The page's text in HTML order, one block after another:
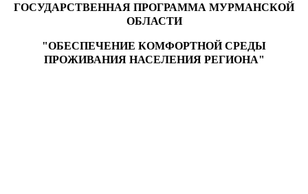
ГОСУДАРСТВЕННАЯ ПРОГРАММА МУРМАНСКОЙ
ОБЛАСТИ
"ОБЕСПЕЧЕНИЕ КОМФОРТНОЙ СРЕДЫ
ПРОЖИВАНИЯ НАСЕЛЕНИЯ РЕГИОНА"